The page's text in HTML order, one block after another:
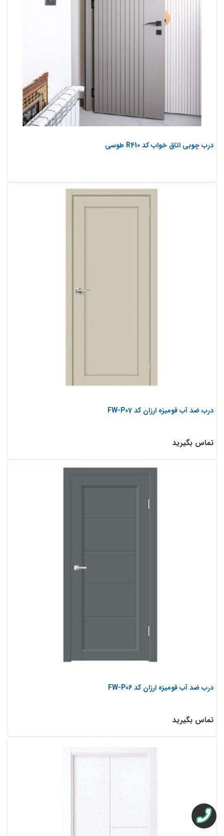
درب چوبی اتاق خواب کد R410 طوسی
درب ضد آب فومیزه ارزان کد FW-P07
تماس بگیرید
درب ضد آب فومیزه ارزان کد FW-P06
تماس بگیرید